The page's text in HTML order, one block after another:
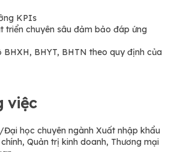
KPIs
triển chuyên sâu đảm bảo đáp ứng
BHXH, BHYT, BHTN theo quy định của
việc
Đại học chuyên ngành Xuất nhập khẩu
Quản trị kinh doanh, Thương mại